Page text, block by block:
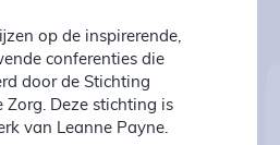
op de inspirerende,
conferenties die
door de Stichting
Zorg. Deze stichting is
van Leanne Payne.